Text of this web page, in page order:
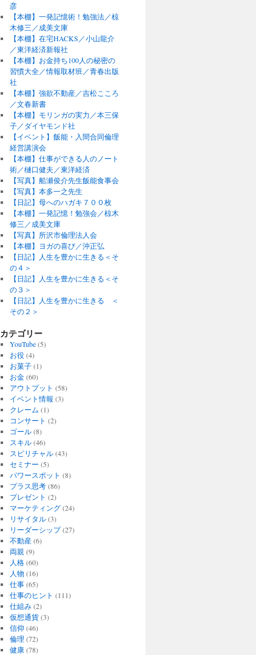
彦
【本棚】一発記憶術！勉強法／椋
木修三／成美文庫
【本棚】在宅HACKS／小山龍介
／東洋経済新報社
【本棚】お金持ち100人の秘密の
習慣大全／情報取材班／青春出版
社
【本棚】強欲不動産／吉松こころ
／文春新書
【本棚】モリンガの実力／本三保
子／ダイヤモンド社
【イベント】飯能・入間合同倫理
経営講演会
【本棚】仕事ができる人のノート
術／樋口健夫／東洋経済
【写真】船瀬俊介先生飯能食事会
【写真】本多一之先生
【日記】母へのハガキ７００枚
【本棚】一発記憶！勉強会／椋木
修三／成美文庫
【写真】所沢市倫理法人会
【本棚】ヨガの喜び／沖正弘
【日記】人生を豊かに生きる＜そ
の４＞
【日記】人生を豊かに生きる＜そ
の３＞
【日記】人生を豊かに生きる ＜
その２＞
カテゴリー
YouTube(5)
お役(4)
お菓子(1)
お金(60)
アウトプット (58)
イベント情報 (3)
クレーム (1)
コンサート (2)
ゴール(8)
スキル(46)
スピリチャル(43)
セミナー (5)
パワースポット (8)
プラス思考(86)
プレゼント (2)
マーケティング(24)
リサイタル(3)
リーダーシップ(27)
不動産(6)
両親 (9)
人格(60)
人物 (16)
仕事(65)
仕事のヒント (111)
仕組み(2)
仮想通貨(3)
信仰 (46)
倫理 (72)
健康(78)